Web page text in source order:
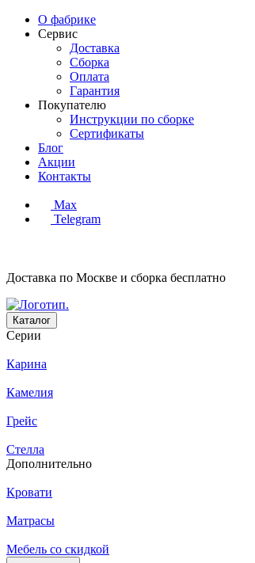
О фабрике
Сервис
Доставка
Сборка
Оплата
Гарантия
Покупателю
Инструкции по сборке
Сертификаты
Блог
Акции
Контакты
Max
Telegram
Доставка по Москве и сборка бесплатно
Каталог
Серии
Карина
Камелия
Грейс
Стелла
Дополнительно
Кровати
Матрасы
Мебель со скидкой